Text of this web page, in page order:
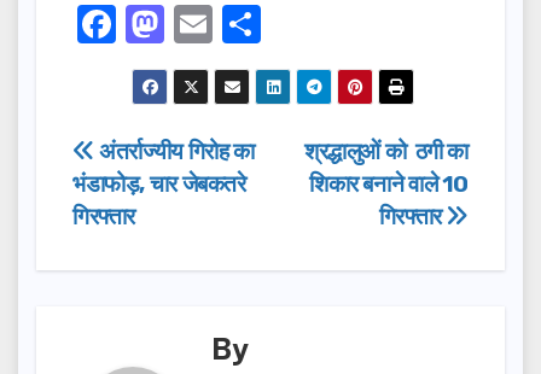
F
a
c
e
b
o
M
a
st
o
d
E
m
ail
h
ar
Post
navigation
श्रद्धालुओं को ठगी का
शिकार बनाने वाले 10
गिरफ्तार
अंतर्राज्यीय गिरोह का
भंडाफोड़, चार जेबकतरे
गिरफ्तार
By